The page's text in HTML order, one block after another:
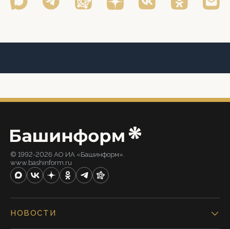
© 1992-2026 АО ИА «Башинформ».
www.bashinform.ru
НОВОСТИ